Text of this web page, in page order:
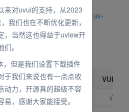
翻页。上拉翻页另见组件： uv-
nvue） H5 小程序
VUE2
√ √ √
来对uvui的支持，从2023
我们也在不断优化更新，
，当然这也得益于uview开
。
，但是我们设置下载插件
于我们来说也有一点点收
动力，开源真的超级不容
，感谢大家能接受。